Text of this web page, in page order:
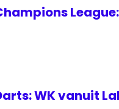
WK vanuit